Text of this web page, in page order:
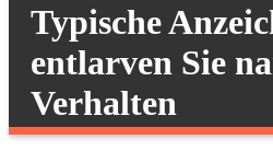
Typische
entlarven Sie
Verhalten